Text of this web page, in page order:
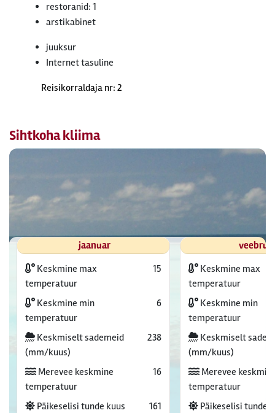
restoranid: 1
arstikabinet
juuksur
Internet tasuline
Reisikorraldaja nr: 2
Sihtkoha kliima
jaanuar
Keskmine max
temperatuur
15
Keskmine min
temperatuur
6
Keskmiselt sademeid
(mm/kuus)
238
Merevee keskmine
temperatuur
16
Päikeselisi tunde kuus
161
Keskmine max
temperatuur
Keskmine min
temperatuur
Keskmiselt
(mm/kuus)
Merevee
temperatuur
Päikeselisi tunde